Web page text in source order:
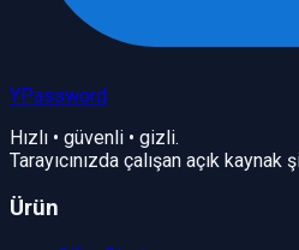
YPassword
Hızlı • güvenli • gizli.
Tarayıcınızda çalışan açık kaynak
Ürün